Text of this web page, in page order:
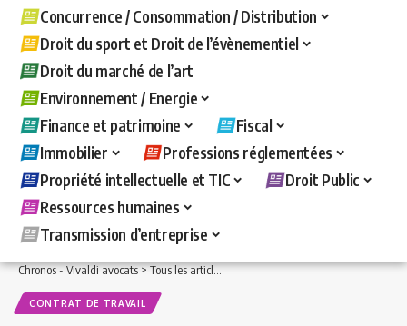
Concurrence / Consommation / Distribution
Droit du sport et Droit de l’évènementiel
Droit du marché de l’art
Environnement / Energie
Finance et patrimoine
Fiscal
Immobilier
Professions réglementées
Propriété intellectuelle et TIC
Droit Public
Ressources humaines
Transmission d’entreprise
Chronos - Vivaldi avocats>Tous les articles >Ressources humaines>Contrat de
CONTRAT DE TRAVAIL